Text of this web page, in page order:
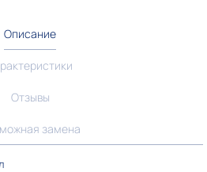
Описание
Отзывы
замена